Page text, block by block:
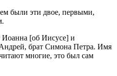
были эти двое, первыми,
[об Иисусе] и
брат Симона Петра. Имя
многие, это был сам